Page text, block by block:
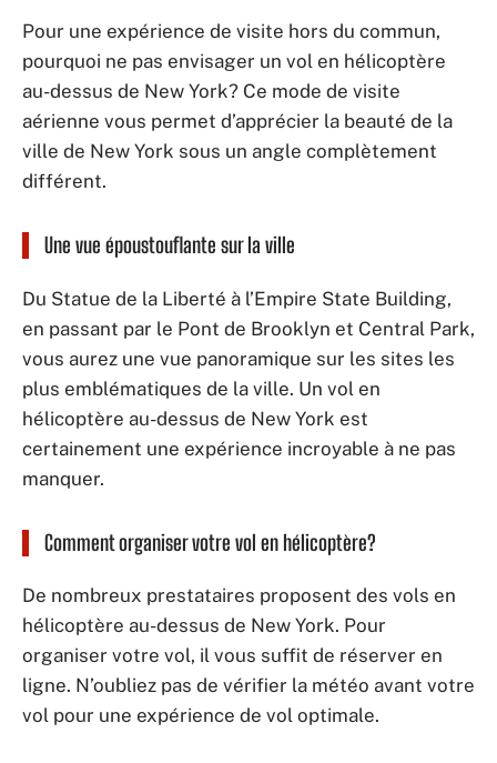
Pour une expérience de visite hors du commun,
pourquoi ne pas envisager un vol en hélicoptère
au-dessus de New York? Ce mode de visite
aérienne vous permet d’apprécier la beauté de la
ville de New York sous un angle complètement
différent.
Une vue époustouflante sur la ville
Du Statue de la Liberté à l’Empire State Building,
en passant par le Pont de Brooklyn et Central Park,
vous aurez une vue panoramique sur les sites les
plus emblématiques de la ville. Un vol en
hélicoptère au-dessus de New York est
certainement une expérience incroyable à ne pas
manquer.
Comment organiser votre vol en hélicoptère?
De nombreux prestataires proposent des vols en
hélicoptère au-dessus de New York. Pour
organiser votre vol, il vous suffit de réserver en
ligne. N’oubliez pas de vérifier la météo avant votre
vol pour une expérience de vol optimale.